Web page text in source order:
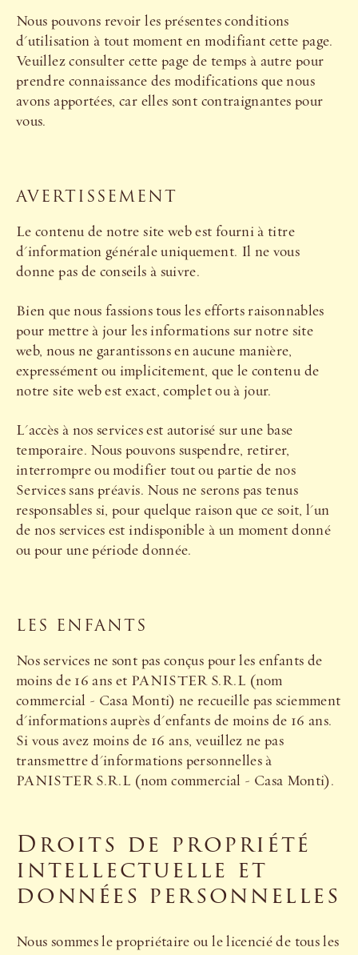
Nous pouvons revoir les présentes conditions
d'utilisation à tout moment en modifiant cette page.
Veuillez consulter cette page de temps à autre pour
prendre connaissance des modifications que nous
avons apportées, car elles sont contraignantes pour
vous.
AVERTISSEMENT
Le contenu de notre site web est fourni à titre
d'information générale uniquement. Il ne vous
donne pas de conseils à suivre.
Bien que nous fassions tous les efforts raisonnables
pour mettre à jour les informations sur notre site
web, nous ne garantissons en aucune manière,
expressément ou implicitement, que le contenu de
notre site web est exact, complet ou à jour.
L'accès à nos services est autorisé sur une base
temporaire. Nous pouvons suspendre, retirer,
interrompre ou modifier tout ou partie de nos
Services sans préavis. Nous ne serons pas tenus
responsables si, pour quelque raison que ce soit, l'un
de nos services est indisponible à un moment donné
ou pour une période donnée.
LES ENFANTS
Nos services ne sont pas conçus pour les enfants de
moins de 16 ans et PANISTER S.R.L (nom
commercial - Casa Monti) ne recueille pas sciemment
d'informations auprès d'enfants de moins de 16 ans.
Si vous avez moins de 16 ans, veuillez ne pas
transmettre d'informations personnelles à
PANISTER S.R.L (nom commercial - Casa Monti).
Droits de propriété
intellectuelle et
données personnelles
Nous sommes le propriétaire ou le licencié de tous les